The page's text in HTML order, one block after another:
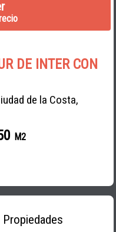
DE INTER CON
de la Costa,
M2
Propiedades